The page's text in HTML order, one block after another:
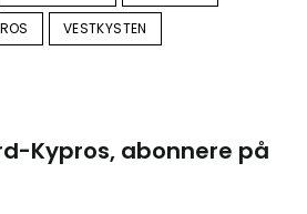
VESTKYSTEN
Kypros, abonnere på